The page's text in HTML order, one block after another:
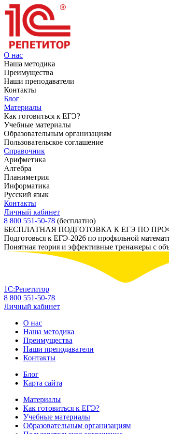
О нас
Наша методика
Преимущества
Наши преподаватели
Контакты
Блог
Материалы
Как готовиться к ЕГЭ?
Учебные материалы
Образовательным организациям
Пользовательское соглашение
Справочник
Арифметика
Алгебра
Планиметрия
Информатика
Русский язык
Контакты
Личный кабинет
8 800 551-50-78 (бесплатно)
БЕСПЛАТНАЯ ПОДГОТОВКА К ЕГЭ ПО
Подготовься к ЕГЭ-2026 по профильной
Понятная теория и эффективные тренажеры с
1С:Репетитор
8 800 551-50-78
Личный кабинет
О нас
Наша методика
Преимущества
Наши преподаватели
Контакты
Блог
Карта сайта
Материалы
Как готовиться к ЕГЭ?
Учебные материалы
Образовательным организациям